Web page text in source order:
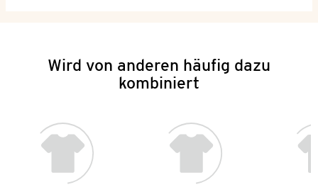
Wird von anderen häufig dazu
kombiniert